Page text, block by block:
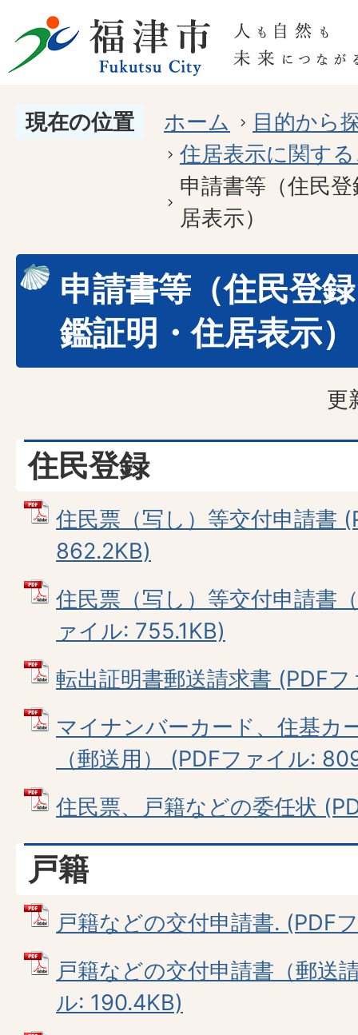
現在の位置 ホーム
目的から
住居表示に関す
申請書等（住民
居表示）
申請書等（住民登
鑑証明・住居表示）
更
住民登録
住民票（写し）等交付申請書
862.2KB)
住民票（写し）等交付申請書
ァイル: 755.1KB)
転出証明書郵送請求書 (PDF
マイナンバーカード、住基カ
（郵送用） (PDFファイル:
住民票、戸籍などの委任状
戸籍
戸籍などの交付申請書. (PDF
戸籍などの交付申請書（郵送
ル: 190.4KB)